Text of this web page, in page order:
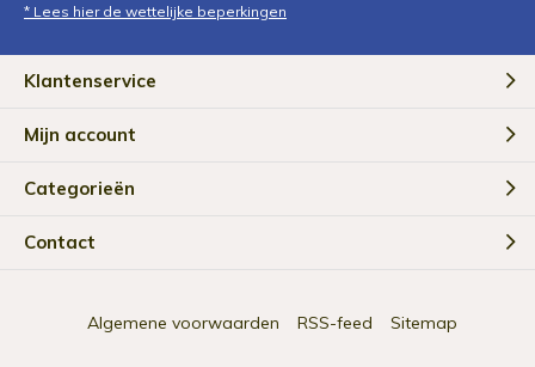
* Lees hier de wettelijke beperkingen
Klantenservice
Mijn account
Categorieën
Contact
Algemene voorwaarden RSS-feed Sitemap